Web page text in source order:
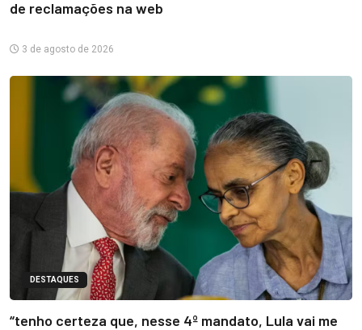
de reclamações na web
3 de agosto de 2026
DESTAQUES
“tenho certeza que, nesse 4º mandato, Lula vai me